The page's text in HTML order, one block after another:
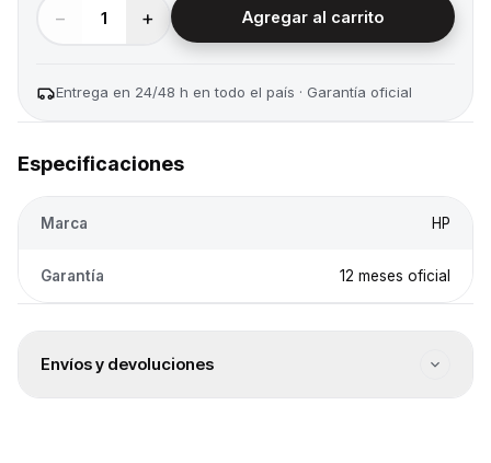
− 1 + Agregar al carrito
Entrega en 24/48 h en todo el país · Garantía oficial
Especificaciones
Marca HP
Garantía 12 meses oficial
Envíos y devoluciones